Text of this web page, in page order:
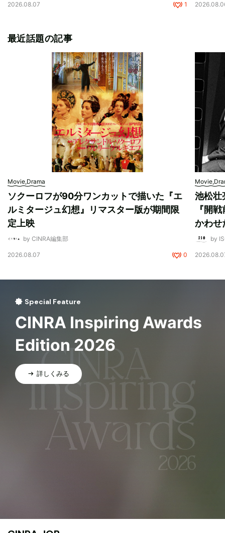
2026.08.07 1
最近話題の記事
Movie,Drama
ソクーロフが90分ワンカットで描いた『エ
ルミタージュ幻想』リマスター版が期間限
定上映
by CINRA編集部
2026.08.07 0
池松壮
『開
かわせ
by
Special Feature
CINRA Inspiring Awards
Edition 2026
詳しくみる